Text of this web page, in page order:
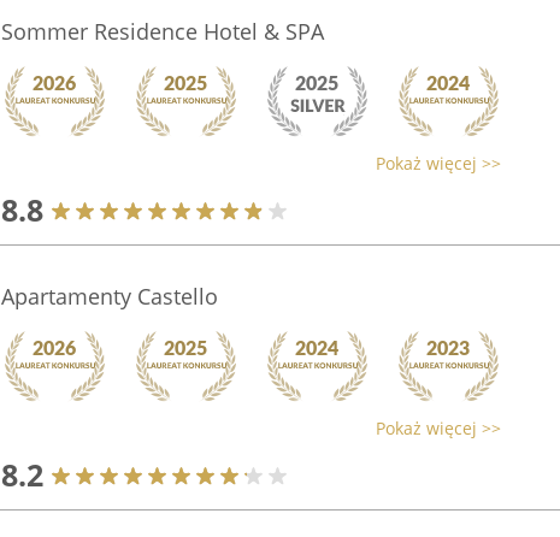
Sommer Residence Hotel & SPA
Pokaż więcej >>
8.8
Apartamenty Castello
Pokaż więcej >>
8.2